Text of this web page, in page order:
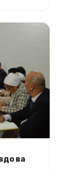
ва